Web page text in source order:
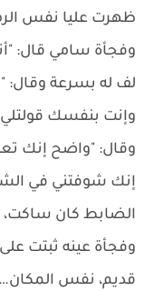
ظهرت عليا نفس
وفجأة سامي قال:
لف له بسرعة وقال:
وإنت بنفسك
وقال: "واضح إنك
إنك شوفتني في
الضابط كان ساكت،
وفجأة عينه ثبتت
قديم، نفس